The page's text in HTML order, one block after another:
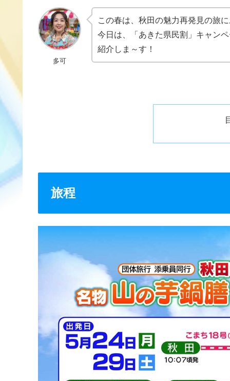
多可
この春は、秋田の魅力再発見の旅
今日は、「あきた県民割」キャン
紹介しま～す！
旅程